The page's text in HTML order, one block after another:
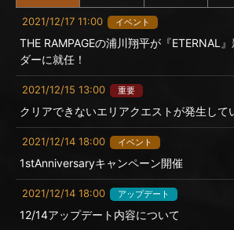
2021/12/17 11:00 イベント
THE RAMPAGEの浦川翔平が『ETERNAL
ダーに就任！
2021/12/15 13:00 重要
クリアできないエリアクエストが発生して
2021/12/14 18:00 イベント
1stAnniversaryキャンペーン開催
2021/12/14 18:00 アップデート
12/14アップデート内容について